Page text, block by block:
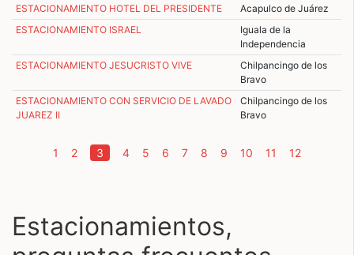
ESTACIONAMIENTO HOTEL DEL PRESIDENTE
Acapulco de Juárez
ESTACIONAMIENTO ISRAEL
Iguala de la
Independencia
ESTACIONAMIENTO JESUCRISTO VIVE
Chilpancingo de los
Bravo
ESTACIONAMIENTO CON SERVICIO DE LAVADO
JUAREZ II
Chilpancingo de los
Bravo
1 2 3(current)
4 5 6 7 8 9 10 11 12
Estacionamientos,